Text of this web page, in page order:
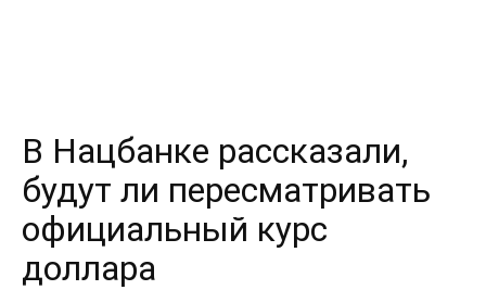
В Нацбанке рассказали,
будут ли пересматривать
официальный курс
доллара